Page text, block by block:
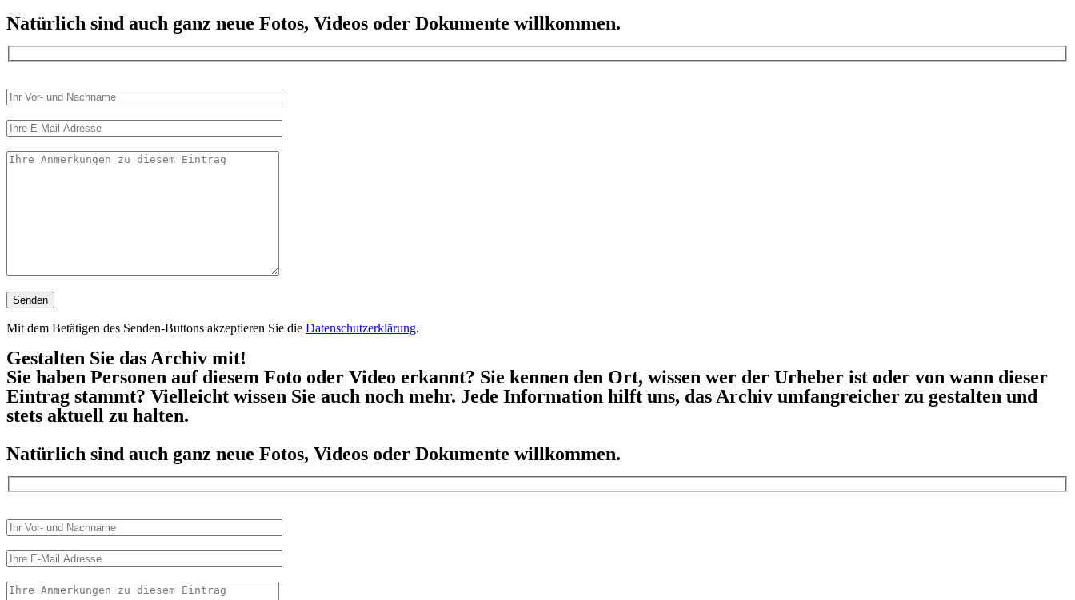
Natürlich sind auch ganz neue Fotos, Videos oder Dokumente willkommen.
Mit dem Betätigen des Senden-Buttons akzeptieren Sie die Datenschutzerklärung.
Gestalten Sie das Archiv mit!
Sie haben Personen auf diesem Foto oder Video erkannt? Sie kennen den Ort, wissen wer der Urheber ist oder von wann dieser
Eintrag stammt? Vielleicht wissen Sie auch noch mehr. Jede Information hilft uns, das Archiv umfangreicher zu gestalten und
stets aktuell zu halten.
Natürlich sind auch ganz neue Fotos, Videos oder Dokumente willkommen.